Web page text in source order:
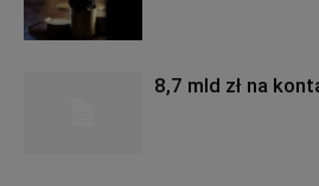
8,7 mld zł na